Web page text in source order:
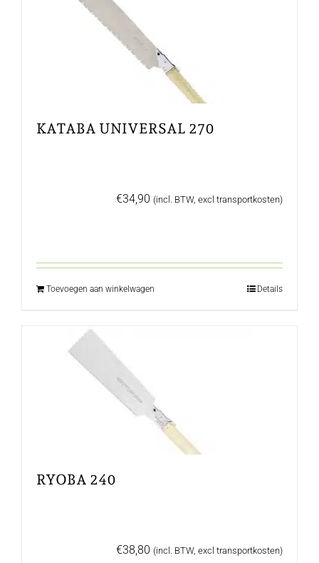
KATABA UNIVERSAL 270
€34,90 (incl. BTW, excl transportkosten)
Toevoegen aan winkelwagen Details
RYOBA 240
€38,80 (incl. BTW, excl transportkosten)